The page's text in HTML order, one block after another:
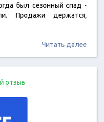
был сезонный спад -
Продажи держатся,
Читать далее
отзыв